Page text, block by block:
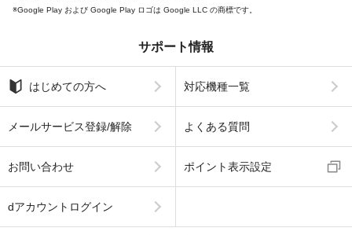
Google Play および Google Play ロゴは Google LLC の商標です。
サポート情報
はじめての方へ 対応機種一覧
メールサービス登録/解除 よくある質問
お問い合わせ ポイント表示設定
dアカウントログイン